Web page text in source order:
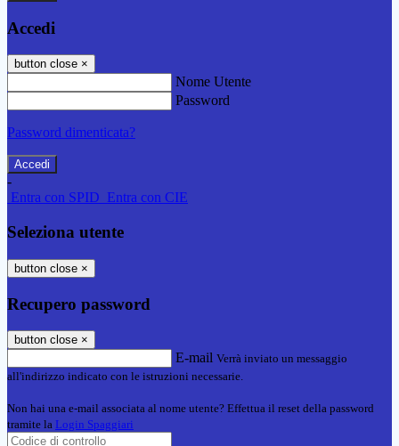
Accedi
button close ×
Nome Utente
Password
Password dimenticata?
-
Entra con SPID Entra con CIE
Seleziona utente
button close ×
Recupero password
button close ×
E-mail Verrà inviato un messaggio
all'indirizzo indicato con le istruzioni necessarie.
Non hai una e-mail associata al nome utente? Effettua il reset della password
tramite la Login Spaggiari